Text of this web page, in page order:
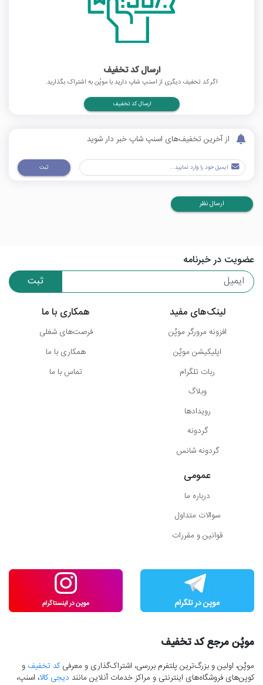
ارسال کد تخفیف
اگر کد تخفیف دیگری از اسنپ شاپ دارید با موپُن به اشتراک بگذارید.
ارسال کد تخفیف
از آخرین تخفیف‌های اسنپ شاپ خبر دار شوید
ثبت
ارسال نظر
عضویت در خبرنامه
ثبت
لینک‌های مفید
افزونه مرورگر موپُن
اپلیکیشن موپُن
ربات تلگرام
وبلاگ
رویدادها
گردونه
گردونه شانس
همکاری با ما
فرصت‌های شغلی
همکاری با ما
تماس با ما
عمومی
درباره ما
سوالات متداول
قوانین و مقررات
موپُن مرجع کد تخفیف
موپُن، اولین و بزرگ‌ترین پلتفرم بررسی، اشتراک‌گذاری و معرفیکد تخفیف و
کوپن‌های فروشگاه‌های اینترنتی و مراکز خدمات آنلاین مانند دیجی کالا، اسنپ،